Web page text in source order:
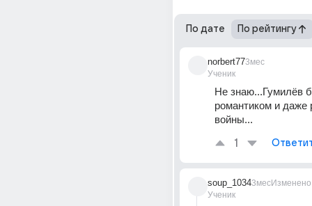
По дате По рейтингу
norbert77
Ученик
3мес
Не знаю...Гумилёв
романтиком и даже
войны...
1
soup_1034
Ученик
3месИзменено